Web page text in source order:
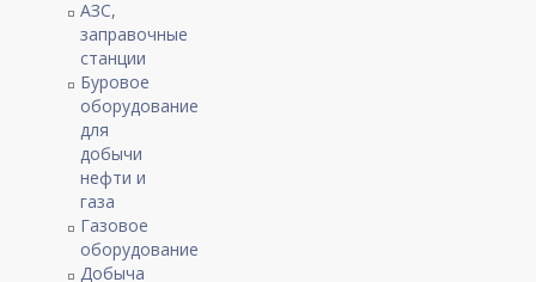
АЗС,
заправочные
станции
Буровое
оборудование
для
добычи
нефти и
газа
Газовое
оборудование
Добыча